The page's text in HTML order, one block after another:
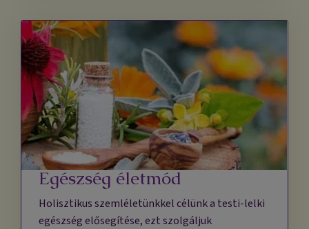
Egészség életmód
Holisztikus szemléletünkkel célünk a testi-lelki
egészség elősegítése, ezt szolgáljuk